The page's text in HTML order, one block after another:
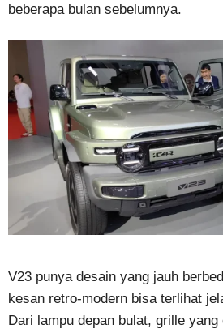
beberapa bulan sebelumnya.
V23 punya desain yang jauh
kesan retro-modern bisa terlihat
Dari lampu depan bulat, grille